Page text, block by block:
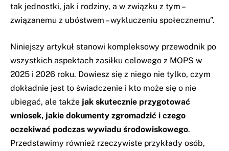
tak jednostki, jak i rodziny, a w związku z tym –
związanemu z ubóstwem – wykluczeniu społecznemu”.
Niniejszy artykuł stanowi kompleksowy przewodnik po
wszystkich aspektach zasiłku celowego z MOPS w
2025 i 2026 roku. Dowiesz się z niego nie tylko, czym
dokładnie jest to świadczenie i kto może się o nie
ubiegać, ale także jak skutecznie przygotować
wniosek, jakie dokumenty zgromadzić i czego
oczekiwać podczas wywiadu środowiskowego.
Przedstawimy również rzeczywiste przykłady osób,